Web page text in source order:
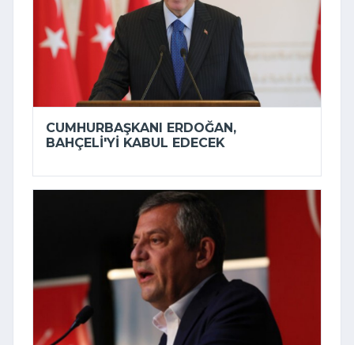
CUMHURBAŞKANI ERDOĞAN,
BAHÇELI'YI KABUL EDECEK